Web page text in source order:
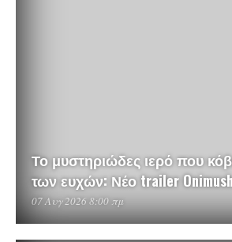
Το μυστηριώδες ιερό που
των ευχών: Νέο trailer
07 Αυγ 2026 8:00 πμ